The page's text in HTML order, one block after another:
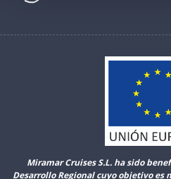
Miramar Cruises S.L. ha sido
Desarrollo Regional cuyo objetivo